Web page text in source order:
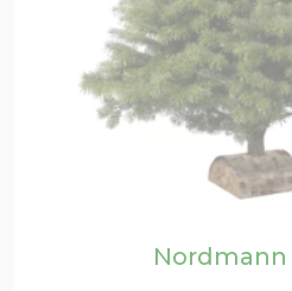
Nordmann